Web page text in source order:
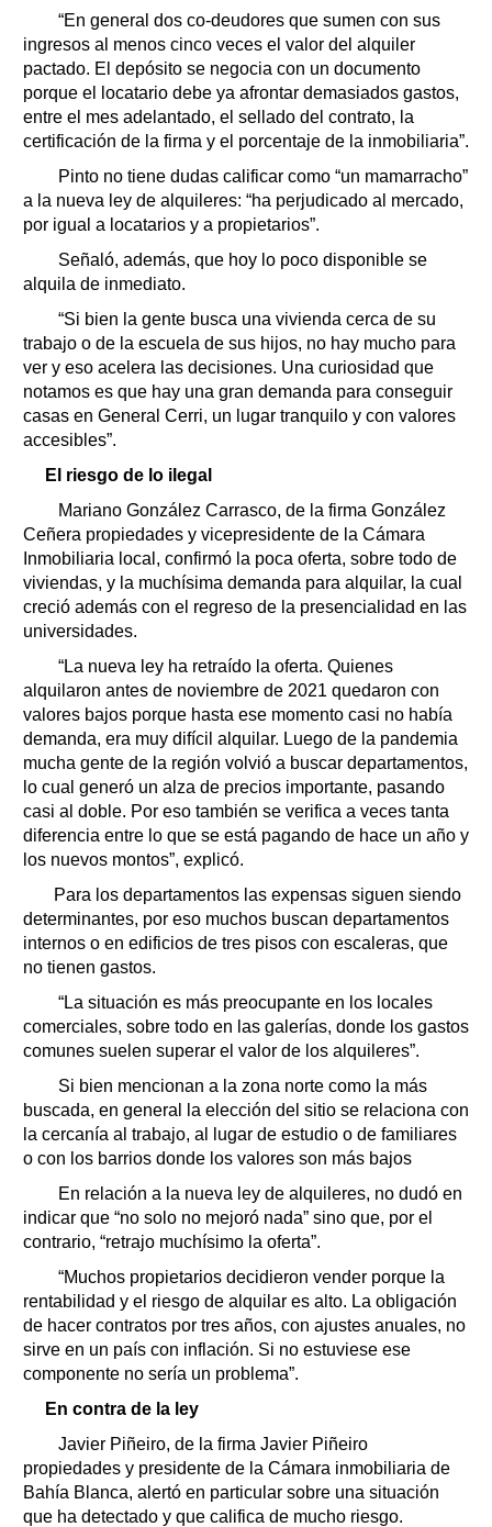
“En general dos co-deudores que sumen con sus
ingresos al menos cinco veces el valor del alquiler
pactado. El depósito se negocia con un documento
porque el locatario debe ya afrontar demasiados gastos,
entre el mes adelantado, el sellado del contrato, la
certificación de la firma y el porcentaje de la inmobiliaria”.
Pinto no tiene dudas calificar como “un mamarracho”
a la nueva ley de alquileres: “ha perjudicado al mercado,
por igual a locatarios y a propietarios”.
Señaló, además, que hoy lo poco disponible se
alquila de inmediato.
“Si bien la gente busca una vivienda cerca de su
trabajo o de la escuela de sus hijos, no hay mucho para
ver y eso acelera las decisiones. Una curiosidad que
notamos es que hay una gran demanda para conseguir
casas en General Cerri, un lugar tranquilo y con valores
accesibles”.
El riesgo de lo ilegal
Mariano González Carrasco, de la firma González
Ceñera propiedades y vicepresidente de la Cámara
Inmobiliaria local, confirmó la poca oferta, sobre todo de
viviendas, y la muchísima demanda para alquilar, la cual
creció además con el regreso de la presencialidad en las
universidades.
“La nueva ley ha retraído la oferta. Quienes
alquilaron antes de noviembre de 2021 quedaron con
valores bajos porque hasta ese momento casi no había
demanda, era muy difícil alquilar. Luego de la pandemia
mucha gente de la región volvió a buscar departamentos,
lo cual generó un alza de precios importante, pasando
casi al doble. Por eso también se verifica a veces tanta
diferencia entre lo que se está pagando de hace un año y
los nuevos montos”, explicó.
Para los departamentos las expensas siguen siendo
determinantes, por eso muchos buscan departamentos
internos o en edificios de tres pisos con escaleras, que
no tienen gastos.
“La situación es más preocupante en los locales
comerciales, sobre todo en las galerías, donde los gastos
comunes suelen superar el valor de los alquileres”.
Si bien mencionan a la zona norte como la más
buscada, en general la elección del sitio se relaciona con
la cercanía al trabajo, al lugar de estudio o de familiares
o con los barrios donde los valores son más bajos
En relación a la nueva ley de alquileres, no dudó en
indicar que “no solo no mejoró nada” sino que, por el
contrario, “retrajo muchísimo la oferta”.
“Muchos propietarios decidieron vender porque la
rentabilidad y el riesgo de alquilar es alto. La obligación
de hacer contratos por tres años, con ajustes anuales, no
sirve en un país con inflación. Si no estuviese ese
componente no sería un problema”.
En contra de la ley
Javier Piñeiro, de la firma Javier Piñeiro
propiedades y presidente de la Cámara inmobiliaria de
Bahía Blanca, alertó en particular sobre una situación
que ha detectado y que califica de mucho riesgo.